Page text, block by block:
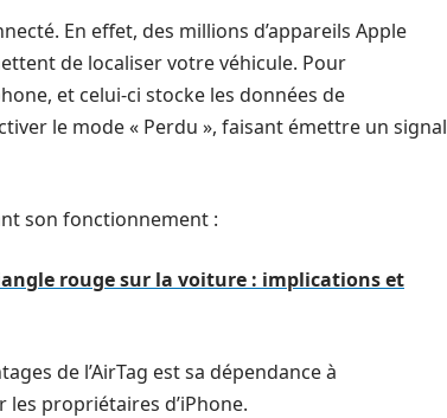
En effet, des millions d’appareils Apple
de localiser votre véhicule. Pour
et celui-ci stocke les données de
le mode « Perdu », faisant émettre un signal
son fonctionnement :
rouge sur la voiture : implications et
de l’AirTag est sa dépendance à
les propriétaires d’iPhone.